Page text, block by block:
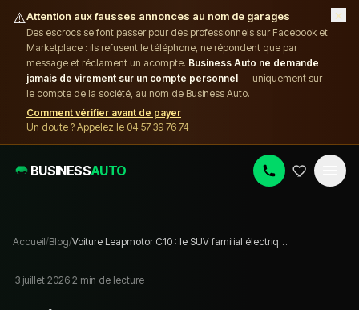
⚠️Attention aux fausses annonces au nom de garages
Des escrocs se font passer pour des professionnels sur Facebook et
Marketplace : ils refusent le téléphone, ne répondent que par
message et réclament un acompte. Business Auto ne demande
jamais de virement sur un compte personnel — uniquement sur
le compte de la société, au nom de Business Auto.
Comment vérifier avant de payer
Un doute ? Appelez le 04 57 39 76 74
×
BUSINESSAUTO
Accueil/Blog/ Voiture Leapmotor C10 : le SUV familial électrique, notre avis
·3 juillet 2026·2 min de lecture